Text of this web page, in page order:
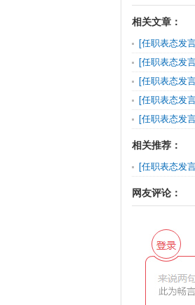
相关文章：
[任职表态发
[任职表态发
[任职表态发
[任职表态发
[任职表态发
相关推荐：
[任职表态发
网友评论：